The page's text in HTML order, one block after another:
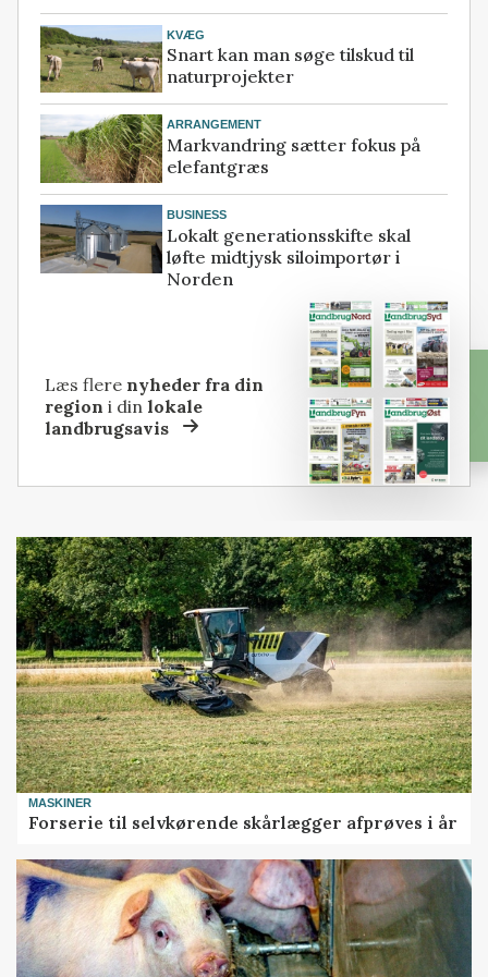
KVÆG
Snart kan man søge tilskud til
naturprojekter
ARRANGEMENT
Markvandring sætter fokus på
elefantgræs
BUSINESS
Lokalt generationsskifte skal
løfte midtjysk siloimportør i
Norden
Læs flere nyheder fra din
region i dinlokale
landbrugsavis
MASKINER
Forserie til selvkørende skårlægger afprøves i år